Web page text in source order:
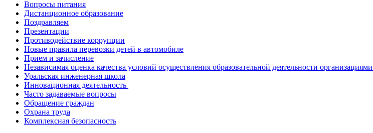
Вопросы питания
Дистанционное образование
Поздравляем
Презентации
Противодействие коррупции
Новые правила перевозки детей в автомобиле
Прием и зачисление
Независимая оценка качества условий осуществления образовательной деятельности организациями
Уральская инженерная школа
Инновационная деятельность
Часто задаваемые вопросы
Обращение граждан
Охрана труда
Комплексная безопасность